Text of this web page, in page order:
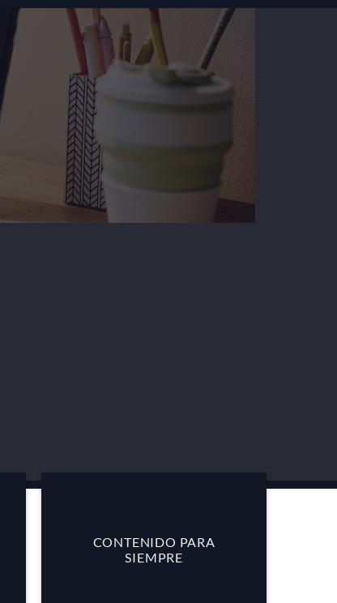
CONTENIDO PARA
SIEMPRE